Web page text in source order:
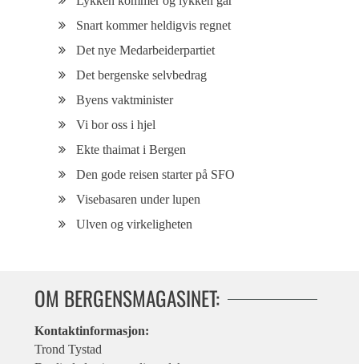
Snart kommer heldigvis regnet
Det nye Medarbeiderpartiet
Det bergenske selvbedrag
Byens vaktminister
Vi bor oss i hjel
Ekte thaimat i Bergen
Den gode reisen starter på SFO
Visebasaren under lupen
Ulven og virkeligheten
OM BERGENSMAGASINET:
Kontaktinformasjon:
Trond Tystad